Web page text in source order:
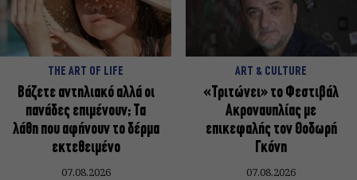
THE ART OF LIFE
Βάζετε αντηλιακό αλλά οι
πανάδες επιμένουν; Τα
λάθη που αφήνουν το δέρμα
εκτεθειμένο
07.08.2026
ART & CULTURE
«Τριτώνει» το Φεστιβάλ
Ακροναυπλίας με
επικεφαλής τον Θοδωρή
Γκόνη
07.08.2026